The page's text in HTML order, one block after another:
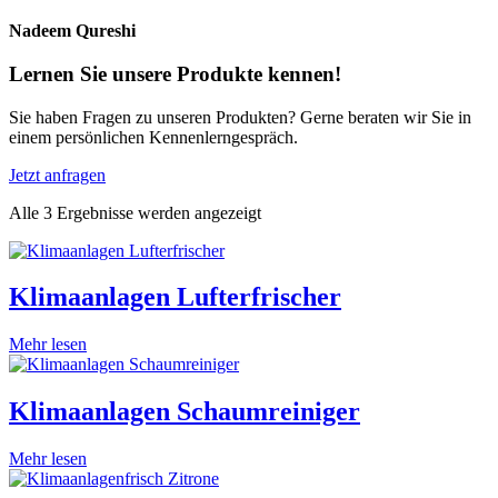
Nadeem Qureshi
Lernen Sie unsere Produkte kennen!
Sie haben Fragen zu unseren Produkten? Gerne beraten wir Sie in
einem persönlichen Kennenlerngespräch.
Jetzt anfragen
Alle 3 Ergebnisse werden angezeigt
Klimaanlagen Lufterfrischer
Mehr lesen
Klimaanlagen Schaumreiniger
Mehr lesen